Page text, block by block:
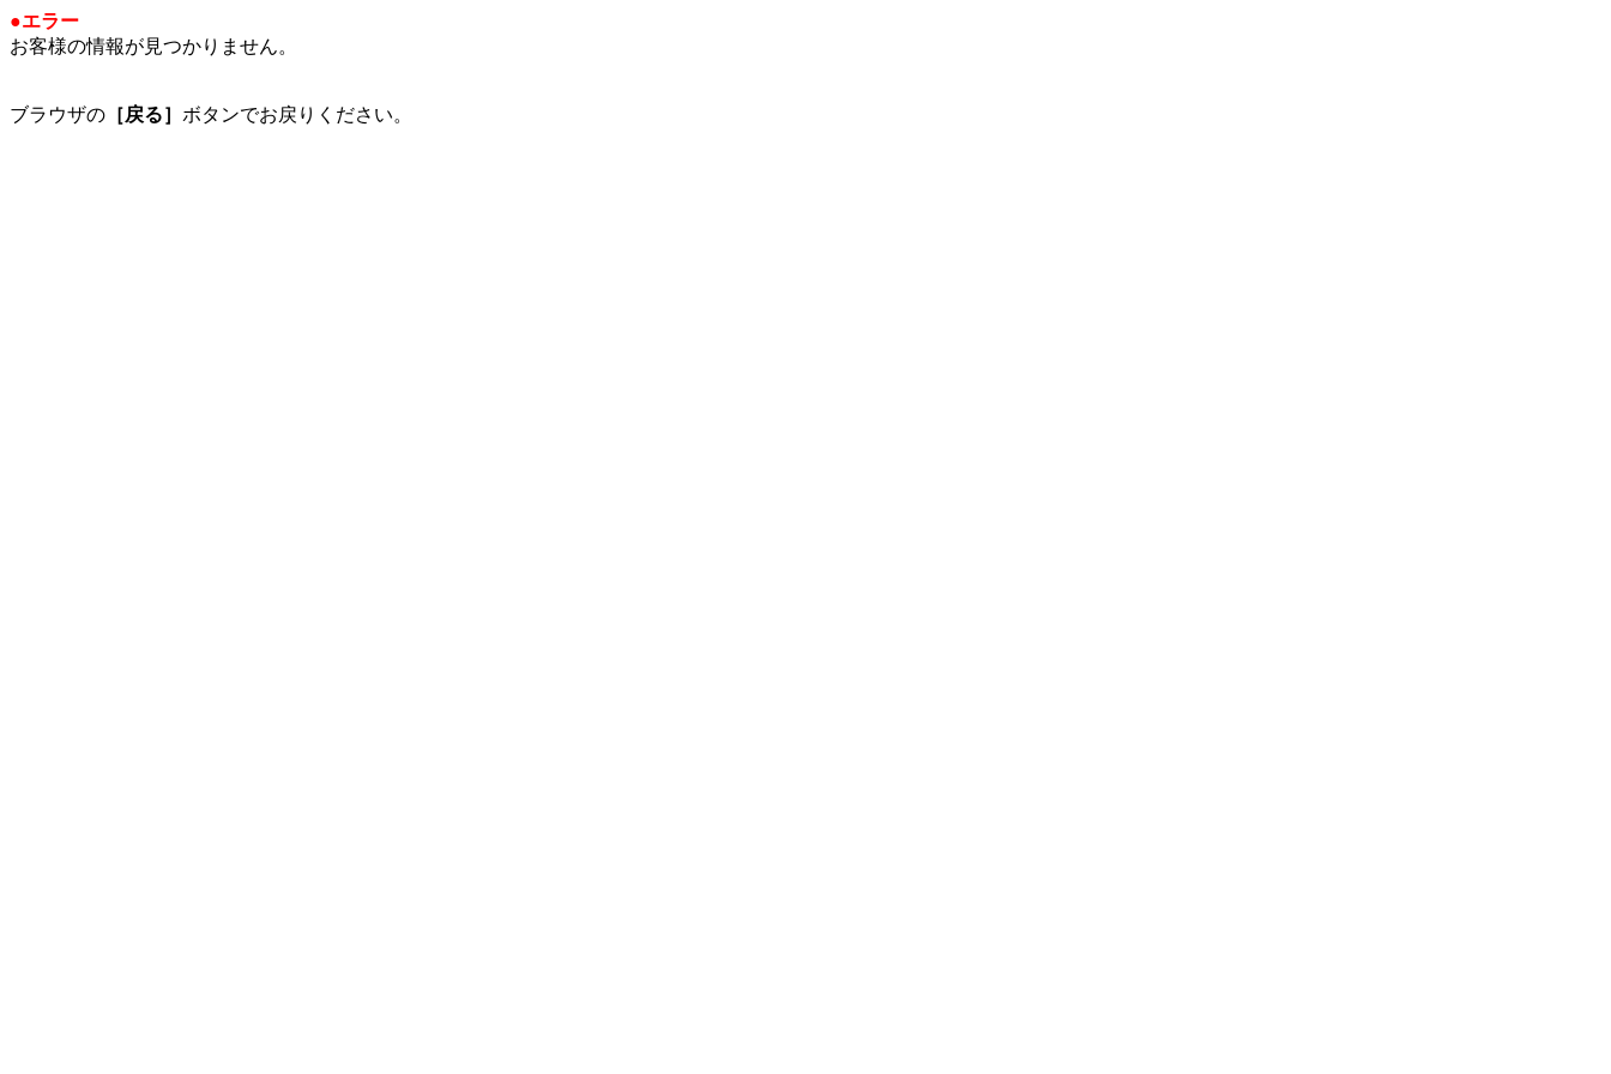
●エラー
お客様の情報が見つかりません。
ブラウザの ［戻る］ ボタンでお戻りください。